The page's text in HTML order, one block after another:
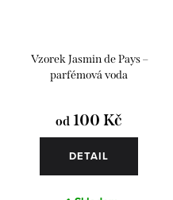
Vzorek Jasmin de Pays –
parfémová voda
od 100 Kč
DETAIL